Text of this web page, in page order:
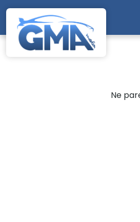
Mergi direct la conținutul principal
Ne